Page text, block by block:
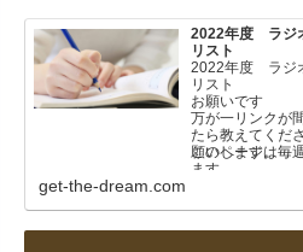
2022年度 ラジ
リスト
2022年度 ラジ
リスト
お願いです
万が一リンクが
たら教えてくだ
願いします。
このページは毎
ます。
2022年4月 基
get-the-dream.com